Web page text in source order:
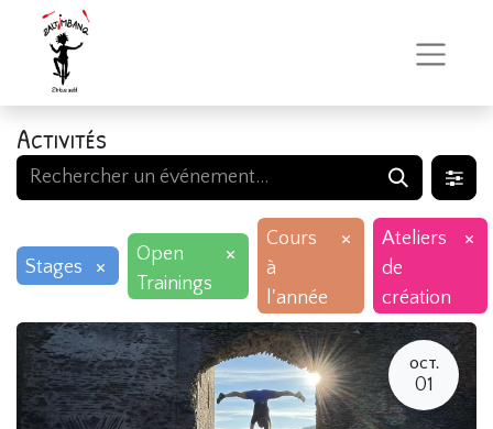
Activités
Stages ×
Open
Trainings
×
Cours
à
l'année
×
Ateliers
de
création
×
OCT.
01